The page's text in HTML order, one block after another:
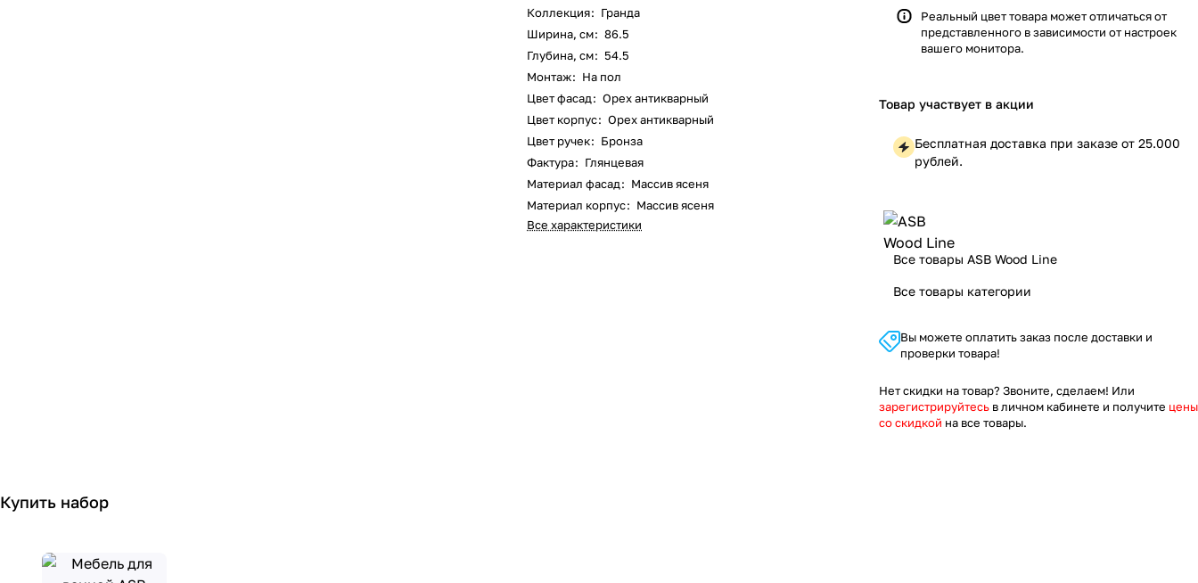
Коллекция: Гранда
Ширина, см: 86.5
Глубина, см: 54.5
Монтаж: На пол
Цвет фасад: Орех антикварный
Цвет корпус: Орех антикварный
Цвет ручек: Бронза
Фактура: Глянцевая
Материал фасад: Массив ясеня
Материал корпус: Массив ясеня
Все характеристики
Реальный цвет товара может отличаться от
представленного в зависимости от настроек
вашего монитора.
Товар участвует в акции
Бесплатная доставка при заказе от 25.000
рублей.
Все товары ASB Wood Line
Все товары категории
Вы можете оплатить заказ после доставки и
проверки товара!
Нет скидки на товар? Звоните, сделаем! Или
зарегистрируйтесь в личном кабинете и получите цены
со скидкой на все товары.
Купить набор